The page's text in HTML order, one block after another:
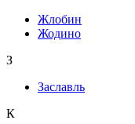
Жлобин
Жодино
З
Заславль
К